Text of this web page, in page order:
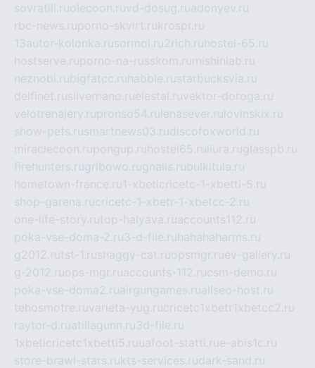
sovratili.ruolecoon.ruvd-dosug.ruadonyev.ru
rbc-news.ruporno-skvirt.rukrospr.ru
13autor-kolonka.rusormol.ru2rich.ru hostel-65.ru
hostserve.ruporno-na-russkom.ru mishinlab.ru
neznobi.rubigfatcc.ru habble.rustarbucksvia.ru
delfinet.rusilvernano.ruelestal.ruvektor-doroga.ru
velotrenajery.rupronso54.ru lenasever.ru lovinskix.ru
show-pets.rusmartnews03.rudiscofoxworld.ru
miraclecoon.rupongup.ru hostel65.ru liura.ruglasspb.ru
firehunters.rugribowo.rugnalis.rubulkitula.ru
hometown-france.ru1-xbeticricetc-1-xbetti-5.ru
shop-garena.rucricetc-1-xbetr-1-xbetcc-2.ru
one-life-story.rutop-halyava.ruaccounts112.ru
poka-vse-doma-2.ru3-d-file.ru hahahaharms.ru
g2012.rutst-1.rushaggy-cat.ruopsmgr.ruev-gallery.ru
g-2012.ruops-mgr.ruaccounts-112.rucsm-demo.ru
poka-vse-doma2.ruairgungames.ruallseo-host.ru
tehosmotre.ruvarieta-yug.rucricetc1xbetr1xbetcc2.ru
raytor-d.ruatillagunn.ru3d-file.ru
1xbeticricetc1xbetti5.ruuafoot-statti.rue-abis1c.ru
store-brawl-stars.rukts-services.rudark-sand.ru